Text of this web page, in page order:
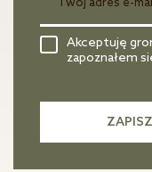
Akceptuję
zapoznałem